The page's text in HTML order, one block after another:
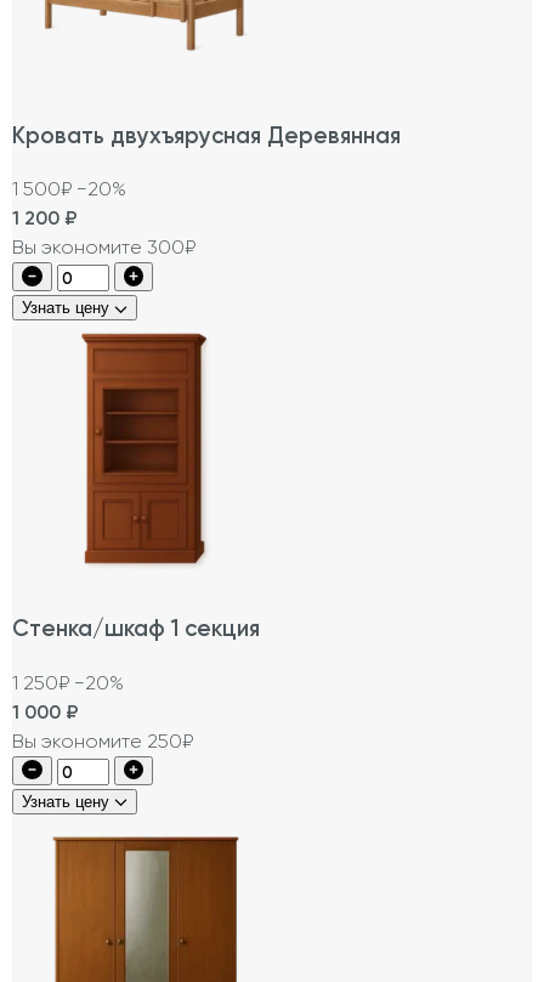
Кровать двухъярусная Деревянная
1 500₽ −20%
1 200 ₽
Вы экономите 300₽
Узнать цену
Стенка/шкаф 1 секция
1 250₽ −20%
1 000 ₽
Вы экономите 250₽
Узнать цену